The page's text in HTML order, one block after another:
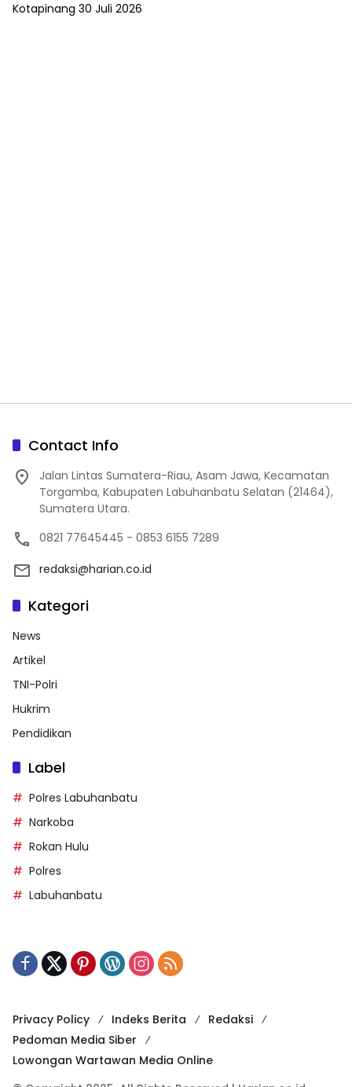
Kotapinang 30 Juli 2026
Contact Info
Jalan Lintas Sumatera-Riau, Asam Jawa, Kecamatan
Torgamba, Kabupaten Labuhanbatu Selatan (21464),
Sumatera Utara.
0821 77645445 - 0853 6155 7289
redaksi@harian.co.id
Kategori
News
Artikel
TNI-Polri
Hukrim
Pendidikan
Label
Polres Labuhanbatu
Narkoba
Rokan Hulu
Polres
Labuhanbatu
Privacy Policy Indeks Berita
Redaksi
Pedoman Media Siber
Lowongan Wartawan Media Online